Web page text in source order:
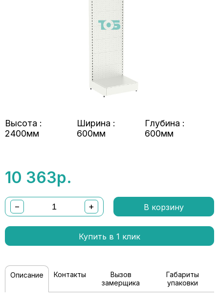
Высота :
2400мм
Ширина :
600мм
Глубина :
600мм
10 363р.
− + В корзину
Купить в 1 клик
Описание Контакты
Вызов
замерщика
Габариты
упаковки